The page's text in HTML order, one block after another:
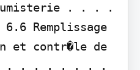
fumisterie . . . .
Remplissage
et contr�le de
. . . . . . . . .